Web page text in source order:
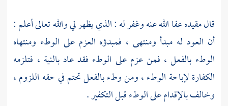
قال مقيده عفا الله عنه وغفر له : الذي يظهر لي والله تعالى أعلم :
أن العود له مبدأ ومنتهى ، فمبدؤه العزم على الوطء ومنتهاه
الوطء بالفعل ، فمن عزم على الوطء فقد عاد بالنية ، فتلزمه
الكفارة لإباحة الوطء ، ومن وطء بالفعل تحتم في حقه اللزوم ،
وخالف بالإقدام على الوطء قبل التكفير .